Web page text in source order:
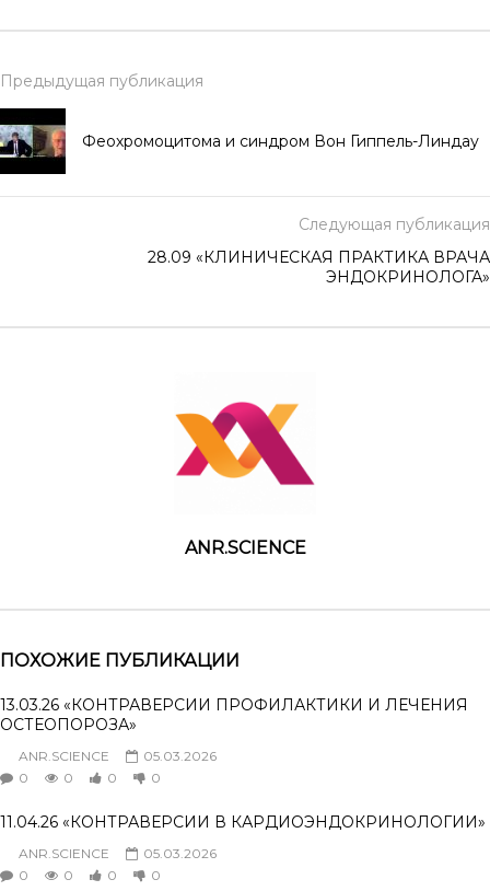
Предыдущая публикация
Феохромоцитома и синдром Вон Гиппель-Линдау
Следующая публикация
28.09 «КЛИНИЧЕСКАЯ ПРАКТИКА ВРАЧА
ЭНДОКРИНОЛОГА»
ANR.SCIENCE
ПОХОЖИЕ ПУБЛИКАЦИИ
13.03.26 «КОНТРАВЕРСИИ ПРОФИЛАКТИКИ И ЛЕЧЕНИЯ
ОСТЕОПОРОЗА»
ANR.SCIENCE
05.03.2026
0
0 0 0
11.04.26 «КОНТРАВЕРСИИ В КАРДИОЭНДОКРИНОЛОГИИ»
ANR.SCIENCE
05.03.2026
0
0 0 0